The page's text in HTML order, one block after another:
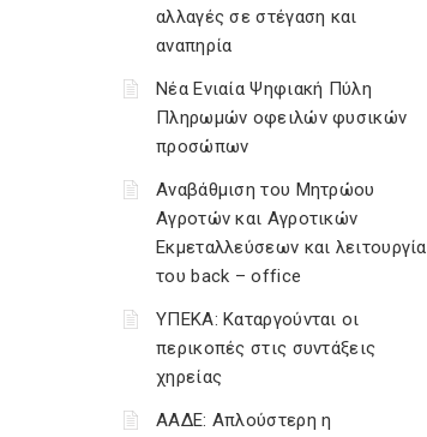
αλλαγές σε στέγαση και
αναπηρία
Νέα Ενιαία Ψηφιακή Πύλη
Πληρωμών οφειλών φυσικών
προσώπων
Αναβάθμιση του Μητρώου
Αγροτών και Αγροτικών
Εκμεταλλεύσεων και λειτουργία
του back – office
ΥΠΕΚΑ: Καταργούνται οι
περικοπές στις συντάξεις
χηρείας
ΑΑΔΕ: Απλούστερη η